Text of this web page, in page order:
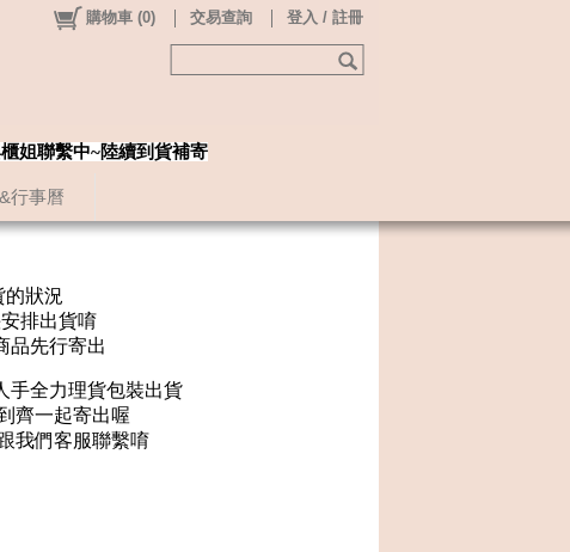
行事曆
購物車 (0) 交易查詢 登入 / 註冊
姐聯繫中~陸續到貨補寄